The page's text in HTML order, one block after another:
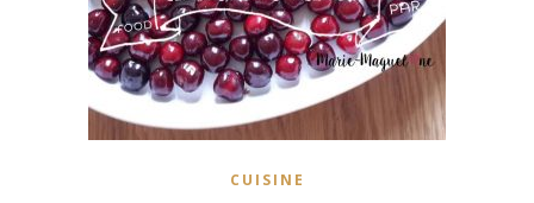
CUISINE